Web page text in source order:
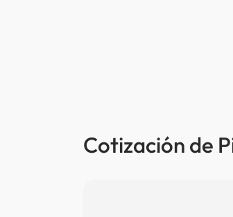
Cotización de